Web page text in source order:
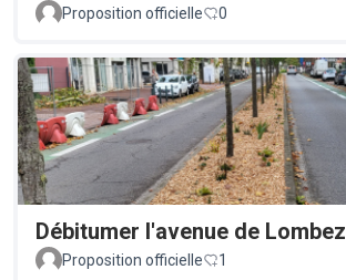
Proposition officielle 0
Débitumer l'avenue de Lombez
Proposition officielle
1